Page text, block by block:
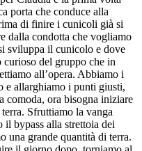
porta che conduce alla
di finire i cunicoli già si
dalla condotta che vogliamo
sviluppa il cunicolo e dove
curioso del gruppo che in
all’opera. Abbiamo i
e allarghiamo i punti giusti,
comoda, ora bisogna iniziare
Sfruttiamo la vanga
il bypass alla strettoia dei
una grande quantità di terra.